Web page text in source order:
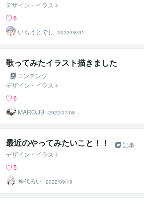
デザイン・イラスト
6
いもうとでし
2022/08/01
歌ってみたイラスト描きました
コンテンツ
デザイン・イラスト
6
MAROJIB 2022/07/08
最近のやってみたいこと！！
記事
デザイン・イラスト
5
神代るい 2022/09/19